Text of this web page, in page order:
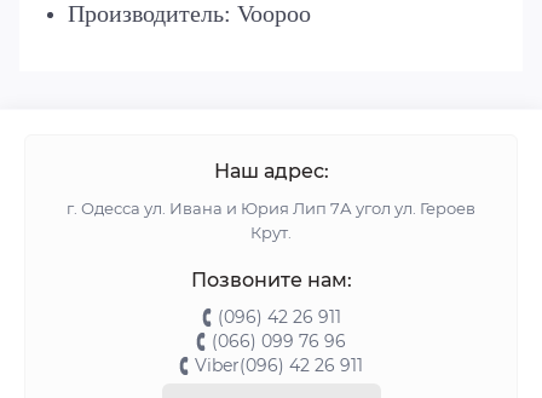
Производитель: Voopoo
Наш адрес:
г. Одесса ул. Ивана и Юрия Лип 7А угол ул. Героев
Крут.
Позвоните нам:
(096) 42 26 911
(066) 099 76 96
Viber(096) 42 26 911